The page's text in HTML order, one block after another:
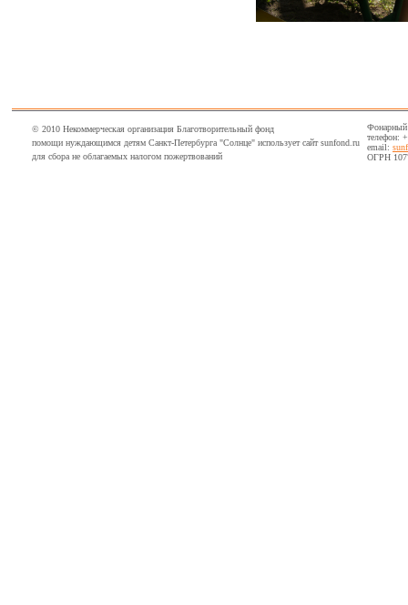
© 2010 Некоммерческая организация Благотворительный фонд
помощи нуждающимся детям Санкт-Петербурга "Солнце" использует сайт sunfond.ru
для сбора не облагаемых налогом пожертвований
Фонарный
телефон:
email:
ОГРН